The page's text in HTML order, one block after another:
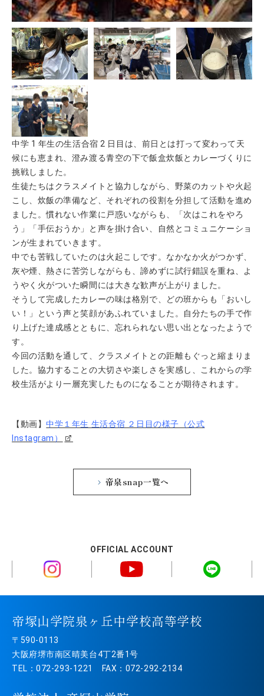
中学 1 年生の生活合宿 2 日目は、前日とは打って変わって天
候にも恵まれ、澄み渡る青空の下で飯盒炊飯とカレーづくりに
挑戦しました。
生徒たちはクラスメイトと協力しながら、野菜のカットや火起
こし、炊飯の準備など、それぞれの役割を分担して活動を進め
ました。慣れない作業に戸惑いながらも、「次はこれをやろ
う」「手伝おうか」と声を掛け合い、自然とコミュニケーショ
ンが生まれていきます。
中でも苦戦していたのは火起こしです。なかなか火がつかず、
灰や煙、熱さに苦労しながらも、諦めずに試行錯誤を重ね、よ
うやく火がついた瞬間には大きな歓声が上がりました。
そうして完成したカレーの味は格別で、どの班からも「おいし
い！」という声と笑顔があふれていました。自分たちの手で作
り上げた達成感とともに、忘れられない思い出となったようで
す。
今回の活動を通して、クラスメイトとの距離もぐっと縮まりま
した。協力することの大切さや楽しさを実感し、これからの学
校生活がより一層充実したものになることが期待されます。
【動画】中学１年生 生活合宿 ２日目の様子（公式
Instagram）
帝泉snap一覧へ
OFFICIAL ACCOUNT
帝塚山学院泉ヶ丘中学校高等学校
〒590-0113
大阪府堺市南区晴美台4丁2番1号
TEL：072-293-1221 FAX：072-292-2134